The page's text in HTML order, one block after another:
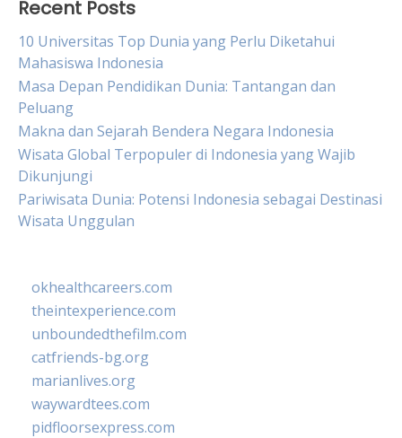
Recent Posts
10 Universitas Top Dunia yang Perlu Diketahui
Mahasiswa Indonesia
Masa Depan Pendidikan Dunia: Tantangan dan
Peluang
Makna dan Sejarah Bendera Negara Indonesia
Wisata Global Terpopuler di Indonesia yang Wajib
Dikunjungi
Pariwisata Dunia: Potensi Indonesia sebagai Destinasi
Wisata Unggulan
okhealthcareers.com
theintexperience.com
unboundedthefilm.com
catfriends-bg.org
marianlives.org
waywardtees.com
pidfloorsexpress.com